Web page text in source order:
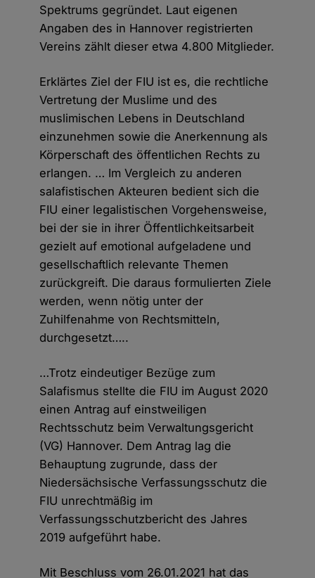
Spektrums gegründet. Laut eigenen
Angaben des in Hannover registrierten
Vereins zählt dieser etwa 4.800 Mitglieder.
Erklärtes Ziel der FIU ist es, die rechtliche
Vertretung der Muslime und des
muslimischen Lebens in Deutschland
einzunehmen sowie die Anerkennung als
Körperschaft des öffentlichen Rechts zu
erlangen. … Im Vergleich zu anderen
salafistischen Akteuren bedient sich die
FIU einer legalistischen Vorgehensweise,
bei der sie in ihrer Öffentlichkeitsarbeit
gezielt auf emotional aufgeladene und
gesellschaftlich relevante Themen
zurückgreift. Die daraus formulierten Ziele
werden, wenn nötig unter der
Zuhilfenahme von Rechtsmitteln,
durchgesetzt…..
…Trotz eindeutiger Bezüge zum
Salafismus stellte die FIU im August 2020
einen Antrag auf einstweiligen
Rechtsschutz beim Verwaltungsgericht
(VG) Hannover. Dem Antrag lag die
Behauptung zugrunde, dass der
Niedersächsische Verfassungsschutz die
FIU unrechtmäßig im
Verfassungsschutzbericht des Jahres
2019 aufgeführt habe.
Mit Beschluss vom 26.01.2021 hat das